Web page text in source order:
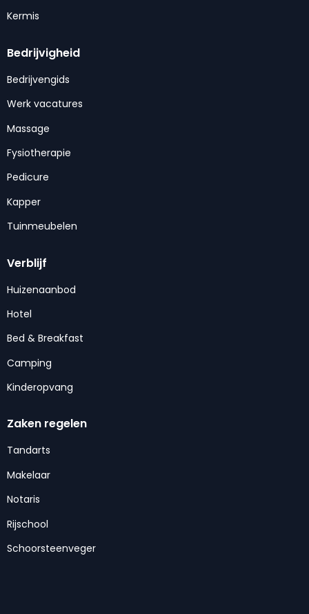
Kermis
Bedrijvigheid
Bedrijvengids
Werk vacatures
Massage
Fysiotherapie
Pedicure
Kapper
Tuinmeubelen
Verblijf
Huizenaanbod
Hotel
Bed & Breakfast
Camping
Kinderopvang
Zaken regelen
Tandarts
Makelaar
Notaris
Rijschool
Schoorsteenveger